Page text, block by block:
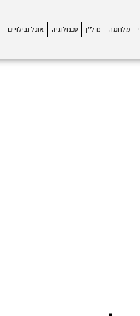
מלחמה נדל"ן טכנולוגיה אוכל ובילויים